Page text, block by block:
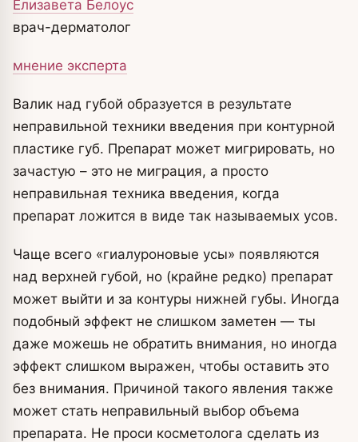
Елизавета Белоус
врач-дерматолог
мнение эксперта
Валик над губой образуется в результате
неправильной техники введения при контурной
пластике губ. Препарат может мигрировать, но
зачастую – это не миграция, а просто
неправильная техника введения, когда
препарат ложится в виде так называемых усов.
Чаще всего «гиалуроновые усы» появляются
над верхней губой, но (крайне редко) препарат
может выйти и за контуры нижней губы. Иногда
подобный эффект не слишком заметен — ты
даже можешь не обратить внимания, но иногда
эффект слишком выражен, чтобы оставить это
без внимания. Причиной такого явления также
может стать неправильный выбор объема
препарата. Не проси косметолога сделать из